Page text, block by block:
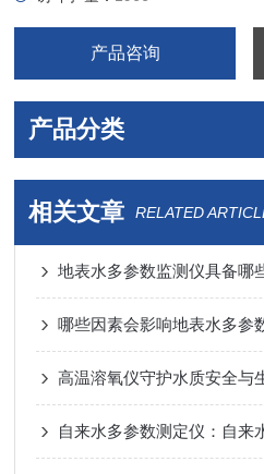
产品咨询
产品分类
相关文章 RELATED
地表水多参数监测仪具备哪
哪些因素会影响地表水多参
高温溶氧仪守护水质安全与
自来水多参数测定仪：自来